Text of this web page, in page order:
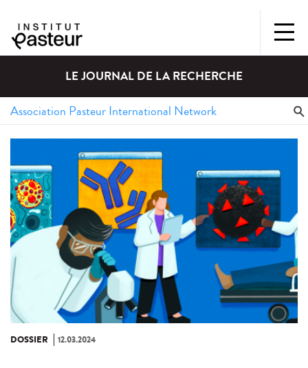
LE JOURNAL DE LA RECHERCHE
DOSSIER 12.03.2024